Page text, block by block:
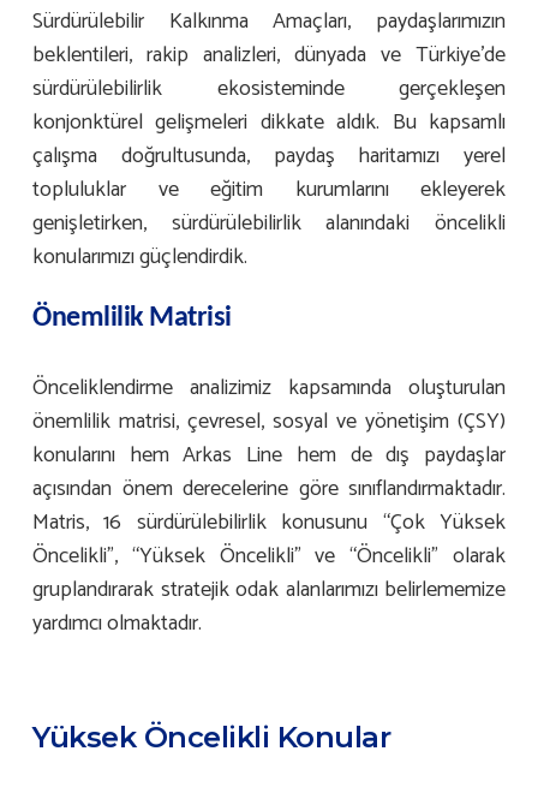
Sürdürülebilir Kalkınma Amaçları, paydaşlarımızın
beklentileri, rakip analizleri, dünyada ve Türkiye’de
sürdürülebilirlik ekosisteminde gerçekleşen
konjonktürel gelişmeleri dikkate aldık. Bu kapsamlı
çalışma doğrultusunda, paydaş haritamızı yerel
topluluklar ve eğitim kurumlarını ekleyerek
genişletirken, sürdürülebilirlik alanındaki öncelikli
konularımızı güçlendirdik.
Önemlilik Matrisi
Önceliklendirme analizimiz kapsamında oluşturulan
önemlilik matrisi, çevresel, sosyal ve yönetişim (ÇSY)
konularını hem Arkas Line hem de dış paydaşlar
açısından önem derecelerine göre sınıflandırmaktadır.
Matris, 16 sürdürülebilirlik konusunu “Çok Yüksek
Öncelikli”, “Yüksek Öncelikli” ve “Öncelikli” olarak
gruplandırarak stratejik odak alanlarımızı belirlememize
yardımcı olmaktadır.
Yüksek Öncelikli Konular